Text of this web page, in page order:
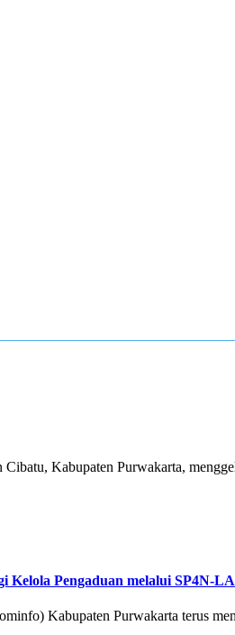
Kabupaten Purwakarta,
Pengaduan melalui SP4N-
Kabupaten Purwakarta terus